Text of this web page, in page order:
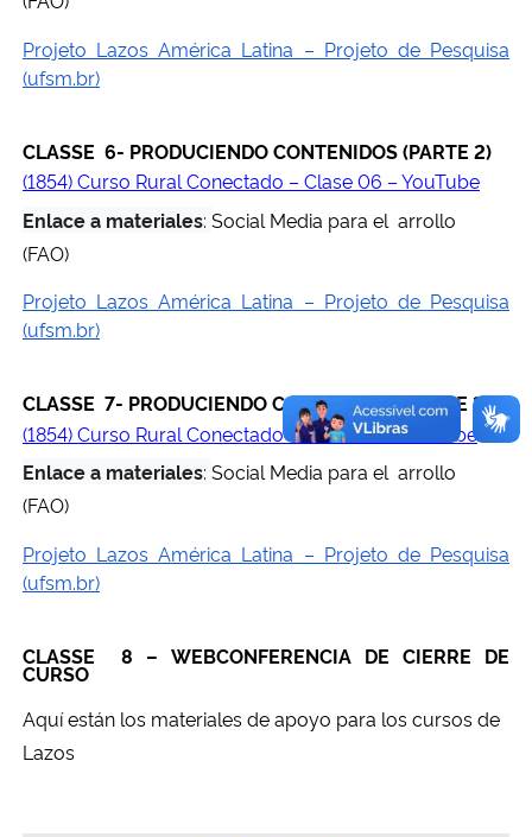
Projeto Lazos América Latina – Projeto de Pesquisa
(ufsm.br)
CLASSE 6- PRODUCIENDO CONTENIDOS (PARTE 2)
(1854) Curso Rural Conectado – Clase 06 – YouTube
Enlace a materiales: Social Media para el arrollo
(FAO)
Projeto Lazos América Latina – Projeto de Pesquisa
(ufsm.br)
CLASSE 7- PRODUCIENDO CONTENIDOS (PARTE 3)
(1854) Curso Rural Conectado – Clase 07 – YouTube
Enlace a materiales: Social Media para el arrollo
(FAO)
Projeto Lazos América Latina – Projeto de Pesquisa
(ufsm.br)
CLASSE 8 – WEBCONFERENCIA DE CIERRE DE
CURSO
Aquí están los materiales de apoyo para los cursos de
Lazos